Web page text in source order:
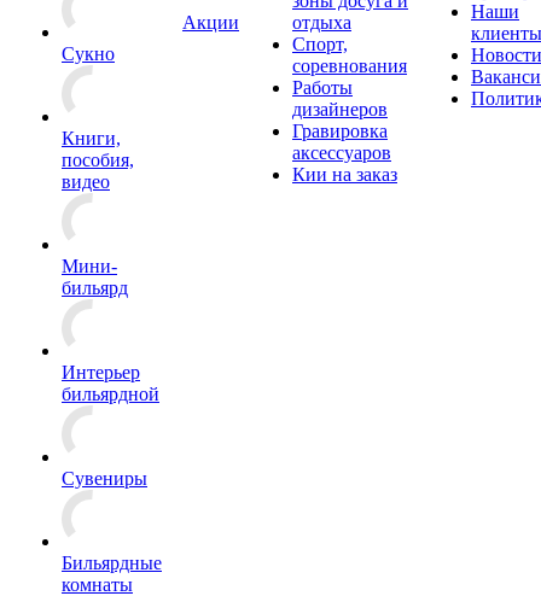
Сукно
Книги,
пособия,
видео
Мини-
бильярд
Интерьер
бильярдной
Сувениры
Бильярдные
комнаты
Акции
отдыха
Спорт,
соревнования
Работы
дизайнеров
Гравировка
аксессуаров
Кии на заказ
Наши
клиенты
Новости